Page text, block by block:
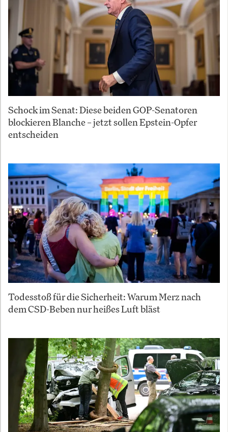
Schock im Senat: Diese beiden GOP-Senatoren
blockieren Blanche – jetzt sollen Epstein-Opfer
entscheiden
Todesstoß für die Sicherheit: Warum Merz nach
dem CSD-Beben nur heißes Luft bläst